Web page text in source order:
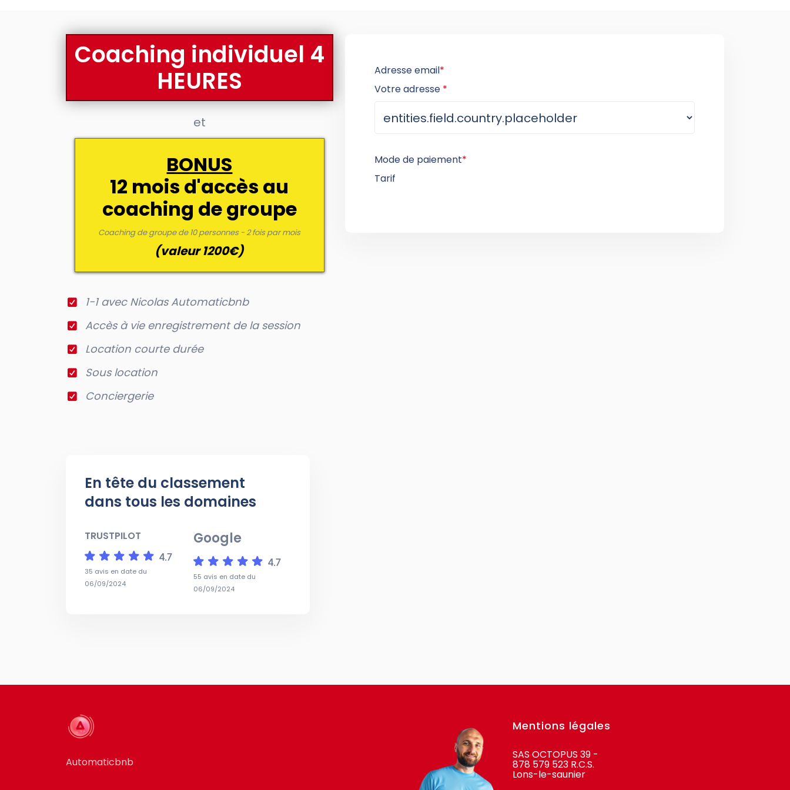
Coaching individuel 4
HEURES
et
BONUS
12 mois d'accès au
coaching de groupe
Coaching de groupe de 10 personnes - 2 fois par mois
(valeur 1200€)
1-1 avec Nicolas Automaticbnb
Accès à vie enregistrement de la session
Location courte durée
Sous location
Conciergerie
En tête du classement
dans tous les domaines
TRUSTPILOT
35 avis en date du
06/09/2024
Google
55 avis en date du
06/09/2024
Adresse email*
Votre adresse *
Mode de paiement*
Tarif
Automaticbnb
Mentions légales
SAS OCTOPUS 39 -
878 579 523 R.C.S.
Lons-le-saunier